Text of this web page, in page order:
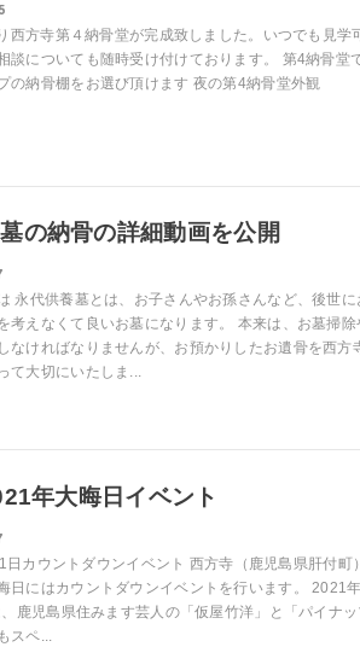
西方寺第４納骨堂が完成致しました。いつでも見学可
談についても随時受け付けております。 第4納骨堂
の納骨棚をお選び頂けます 夜の第4納骨堂外観
の納骨の詳細動画を公開
永代供養墓とは、お子さんやお孫さんなど、後世に
考えなくて良いお墓になります。 本来は、お墓掃除
なければなりませんが、お預かりしたお遺骨を西方
て大切にいたしま...
年大晦日イベント
カウントダウンイベント 西方寺（鹿児島県肝付町）
日にはカウントダウンイベントを行います。 2021年
鹿児島県住みます芸人の「仮屋竹洋」と「パイナッ
スペ...